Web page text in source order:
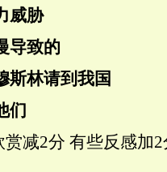
威胁
导致的
斯林请到我国
们
赏减2分 有些反感加2